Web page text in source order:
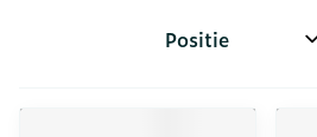
Sorteer op: